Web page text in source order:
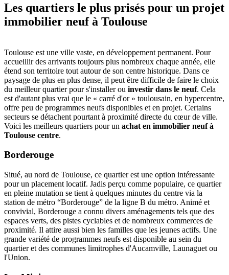
Les quartiers le plus prisés pour un projet
immobilier neuf à Toulouse
Toulouse est une ville vaste, en développement permanent. Pour
accueillir des arrivants toujours plus nombreux chaque année, elle
étend son territoire tout autour de son centre historique. Dans ce
paysage de plus en plus dense, il peut être difficile de faire le choix
du meilleur quartier pour s'installer ou investir dans le neuf. Cela
est d'autant plus vrai que le « carré d'or » toulousain, en hypercentre,
offre peu de programmes neufs disponibles et en projet. Certains
secteurs se détachent pourtant à proximité directe du cœur de ville.
Voici les meilleurs quartiers pour un achat en immobilier neuf à
Toulouse centre.
Borderouge
Situé, au nord de Toulouse, ce quartier est une option intéressante
pour un placement locatif. Jadis perçu comme populaire, ce quartier
en pleine mutation se tient à quelques minutes du centre via la
station de métro “Borderouge” de la ligne B du métro. Animé et
convivial, Borderouge a connu divers aménagements tels que des
espaces verts, des pistes cyclables et de nombreux commerces de
proximité. Il attire aussi bien les familles que les jeunes actifs. Une
grande variété de programmes neufs est disponible au sein du
quartier et des communes limitrophes d'Aucamville, Launaguet ou
l'Union.